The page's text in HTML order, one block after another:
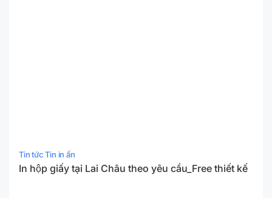
Tin tức Tin in ấn
In hộp giấy tại Lai Châu theo yêu cầu_Free thiết kế